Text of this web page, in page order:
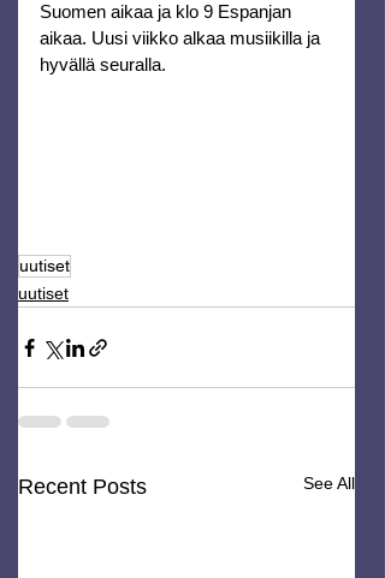
Suomen aikaa ja klo 9 Espanjan
aikaa. Uusi viikko alkaa musiikilla ja
hyvällä seuralla.
uutiset
uutiset
Recent Posts See All